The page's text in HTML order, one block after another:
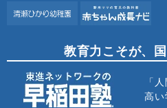
教育力こそが、国
「
高い